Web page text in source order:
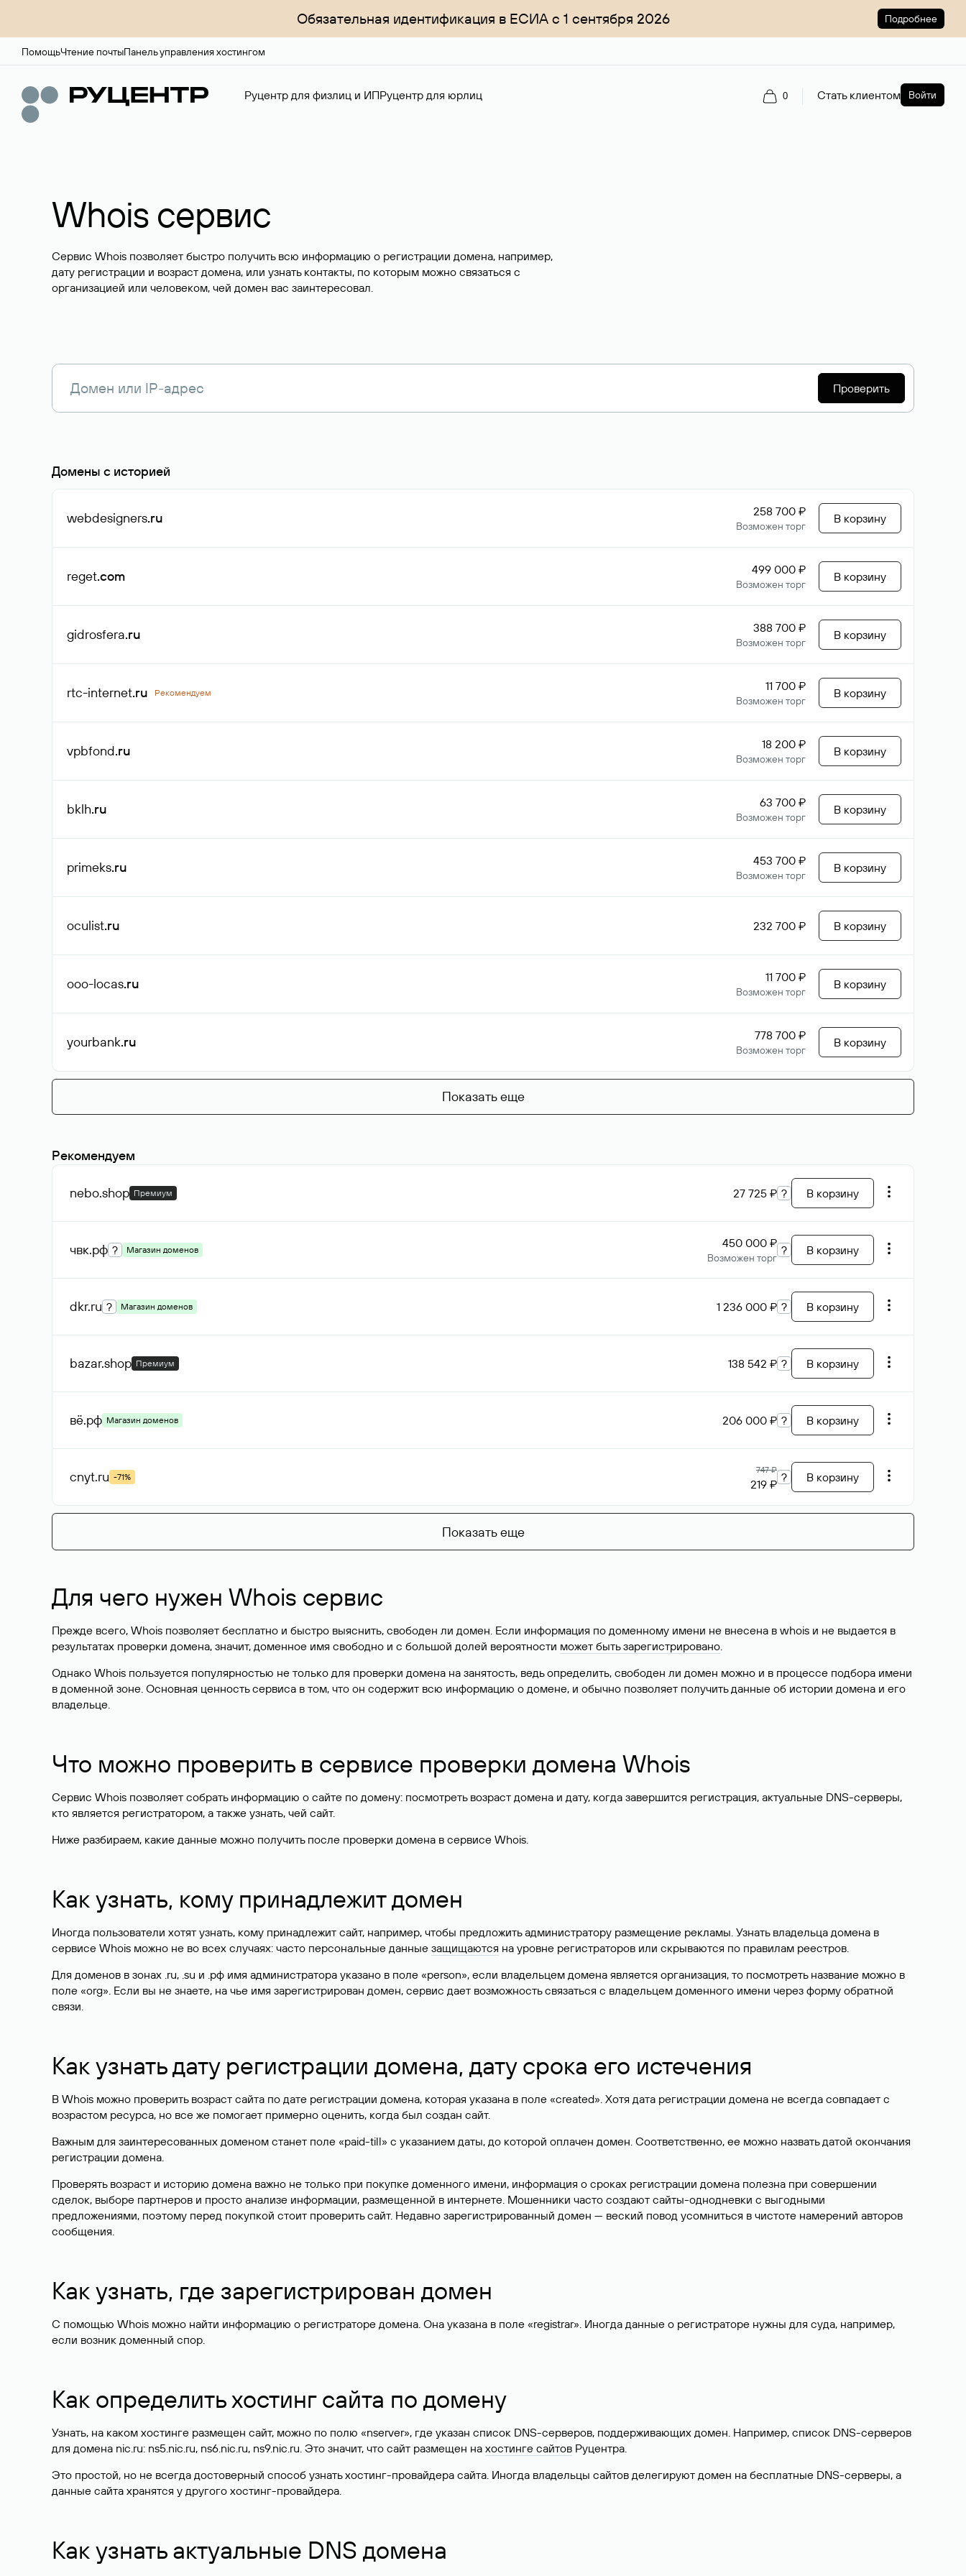
Обязательная идентификация в ЕСИА с 1 сентября 2026 Подробнее
ПомощьЧтение почтыПанель управления хостингом
Руцентр для физлиц и ИПРуцентр для юрлиц 0 Стать клиентом Войти
Whois сервис
Сервис Whois позволяет быстро получить всю информацию о регистрации домена, например,
дату регистрации и возраст домена, или узнать контакты, по которым можно связаться с
организацией или человеком, чей домен вас заинтересовал.
Проверить
Домены с историей
webdesigners.ru 258 700 ₽
Возможен торг
В корзину
reget.com 499 000 ₽
Возможен торг
В корзину
gidrosfera.ru 388 700 ₽
Возможен торг
В корзину
rtc-internet.ru Рекомендуем 11 700 ₽
Возможен торг
В корзину
vpbfond.ru 18 200 ₽
Возможен торг
В корзину
bklh.ru 63 700 ₽
Возможен торг
В корзину
primeks.ru 453 700 ₽
Возможен торг
В корзину
oculist.ru 232 700 ₽ В корзину
ooo-locas.ru 11 700 ₽
Возможен торг
В корзину
yourbank.ru 778 700 ₽
Возможен торг
В корзину
Показать еще
Рекомендуем
nebo.shop Премиум 27 725 ₽ ? В корзину
чвк.рф ? Магазин доменов 450 000 ₽
Возможен торг
? В корзину
dkr.ru ? Магазин доменов 1 236 000 ₽ ? В корзину
bazar.shop Премиум 138 542 ₽ ? В корзину
вё.рф Магазин доменов 206 000 ₽ ? В корзину
cnyt.ru -71%
747 ₽
219 ₽ ? В корзину
Показать еще
Для чего нужен Whois сервис
Прежде всего, Whois позволяет бесплатно и быстро выяснить, свободен ли домен. Если информация по доменному имени не внесена в whois и не выдается в
результатах проверки домена, значит, доменное имя свободно и с большой долей вероятности может быть зарегистрировано.
Однако Whois пользуется популярностью не только для проверки домена на занятость, ведь определить, свободен ли домен можно и в процессе подбора имени
в доменной зоне. Основная ценность сервиса в том, что он содержит всю информацию о домене, и обычно позволяет получить данные об истории домена и его
владельце.
Что можно проверить в сервисе проверки домена Whois
Сервис Whois позволяет собрать информацию о сайте по домену: посмотреть возраст домена и дату, когда завершится регистрация, актуальные DNS-серверы,
кто является регистратором, а также узнать, чей сайт.
Ниже разбираем, какие данные можно получить после проверки домена в сервисе Whois.
Как узнать, кому принадлежит домен
Иногда пользователи хотят узнать, кому принадлежит сайт, например, чтобы предложить администратору размещение рекламы. Узнать владельца домена в
сервисе Whois можно не во всех случаях: часто персональные данные защищаются на уровне регистраторов или скрываются по правилам реестров.
Для доменов в зонах .ru, .su и .рф имя администратора указано в поле «person», если владельцем домена является организация, то посмотреть название можно в
поле «org». Если вы не знаете, на чье имя зарегистрирован домен, сервис дает возможность связаться с владельцем доменного имени через форму обратной
связи.
Как узнать дату регистрации домена, дату срока его истечения
В Whois можно проверить возраст сайта по дате регистрации домена, которая указана в поле «created». Хотя дата регистрации домена не всегда совпадает с
возрастом ресурса, но все же помогает примерно оценить, когда был создан сайт.
Важным для заинтересованных доменом станет поле «paid-till» с указанием даты, до которой оплачен домен. Соответственно, ее можно назвать датой окончания
регистрации домена.
Проверять возраст и историю домена важно не только при покупке доменного имени, информация о сроках регистрации домена полезна при совершении
сделок, выборе партнеров и просто анализе информации, размещенной в интернете. Мошенники часто создают сайты-однодневки с выгодными
предложениями, поэтому перед покупкой стоит проверить сайт. Недавно зарегистрированный домен — веский повод усомниться в чистоте намерений авторов
сообщения.
Как узнать, где зарегистрирован домен
С помощью Whois можно найти информацию о регистраторе домена. Она указана в поле «registrar». Иногда данные о регистраторе нужны для суда, например,
если возник доменный спор.
Как определить хостинг сайта по домену
Узнать, на каком хостинге размещен сайт, можно по полю «nserver», где указан список DNS-серверов, поддерживающих домен. Например, список DNS-серверов
для домена nic.ru: ns5.nic.ru, ns6.nic.ru, ns9.nic.ru. Это значит, что сайт размещен на хостинге сайтов Руцентра.
Это простой, но не всегда достоверный способ узнать хостинг-провайдера сайта. Иногда владельцы сайтов делегируют домен на бесплатные DNS-серверы, а
данные сайта хранятся у другого хостинг-провайдера.
Как узнать актуальные DNS домена